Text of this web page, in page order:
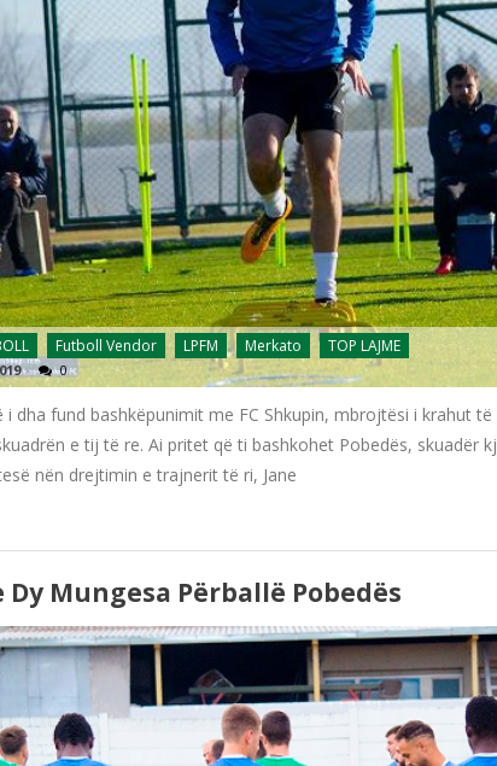
Futboll Vendor LPFM Merkato TOP LAJME
0
i dha fund bashkëpunimit me FC Shkupin, mbrojtësi i krahut
e tij të re. Ai pritet që ti bashkohet Pobedës, skuadër
nën drejtimin e trajnerit të ri, Jane
Dy Mungesa Përballë Pobedës